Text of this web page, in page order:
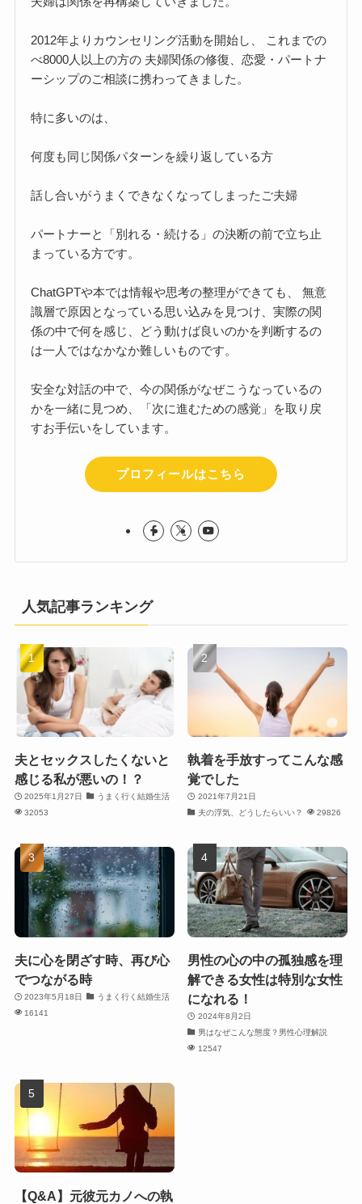
2012年よりカウンセリング活動を開始し、 これまでの
べ8000人以上の方の 夫婦関係の修復、恋愛・パートナ
ーシップのご相談に携わってきました。
特に多いのは、
何度も同じ関係パターンを繰り返している方
話し合いがうまくできなくなってしまったご夫婦
パートナーと「別れる・続ける」の決断の前で立ち止
まっている方です。
ChatGPTや本では情報や思考の整理ができても、 無意
識層で原因となっている思い込みを見つけ、実際の関
係の中で何を感じ、どう動けば良いのかを判断するの
は一人ではなかなか難しいものです。
安全な対話の中で、今の関係がなぜこうなっているの
かを一緒に見つめ、「次に進むための感覚」を取り戻
すお手伝いをしています。
プロフィールはこちら
人気記事ランキング
夫とセックスしたくないと
感じる私が悪いの！？
2025年1月27日
うまく行く結婚生活
32053
執着を手放すってこんな感
覚でした
2021年7月21日
夫の浮気、どうしたらいい？
29826
夫に心を閉ざす時、再び心
でつながる時
2023年5月18日
うまく行く結婚生活
16141
男性の心の中の孤独感を理
解できる女性は特別な女性
になれる！
2024年8月2日
男はなぜこんな態度？男性心理解説
12547
【Q&A】元彼元カノへの執